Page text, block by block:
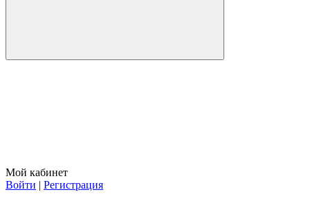
Мой кабинет
Войти | Регистрация